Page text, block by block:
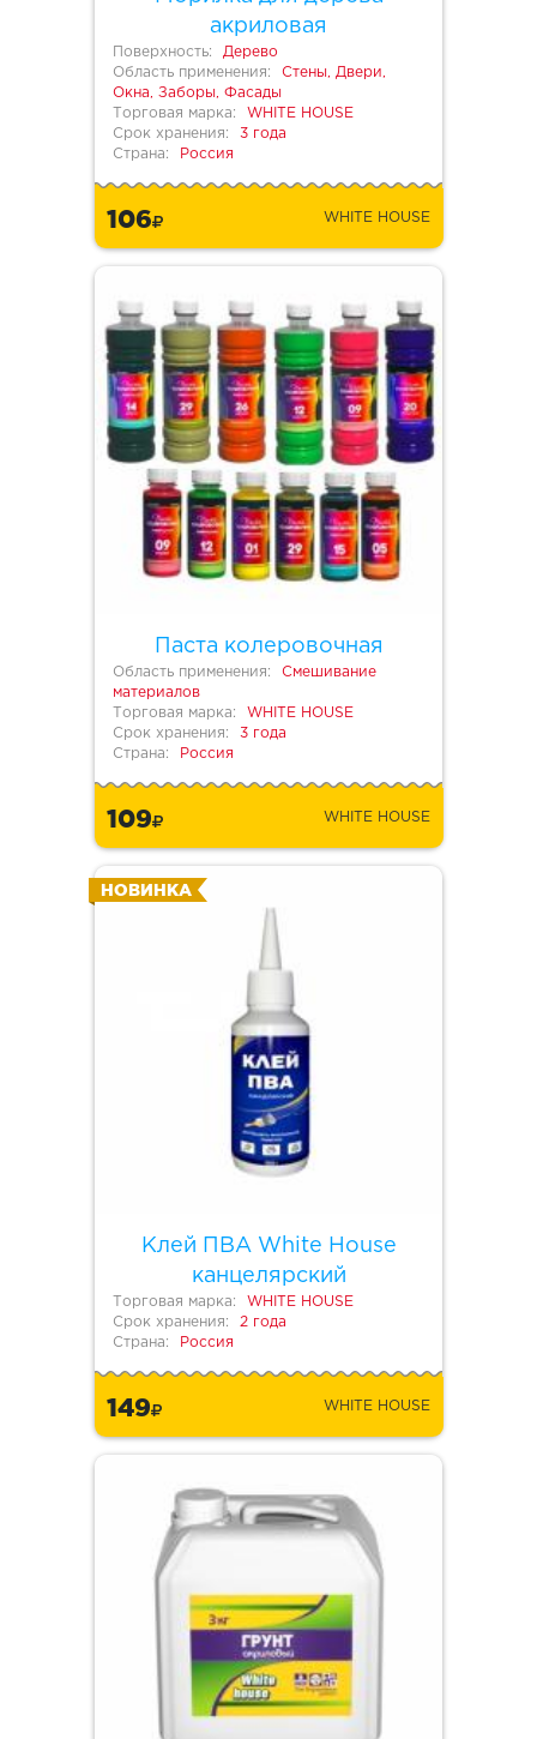
акриловая
Поверхность:
Дерево
Область применения:
Стены, Двери,
Окна, Заборы, Фасады
Торговая марка:
WHITE HOUSE
Срок хранения:
3 года
Страна:
Россия
106 WHITE HOUSE
Паста колеровочная
Область применения:
Смешивание
материалов
Торговая марка:
WHITE HOUSE
Срок хранения:
3 года
Страна:
Россия
109 WHITE HOUSE
Клей ПВА White House
канцелярский
НОВИНКА
Торговая марка:
WHITE HOUSE
Срок хранения:
2 года
Страна:
Россия
149 WHITE HOUSE